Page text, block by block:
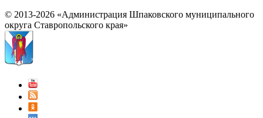
© 2013-2026 «Администрация Шпаковского муниципального
округа Ставропольского края»